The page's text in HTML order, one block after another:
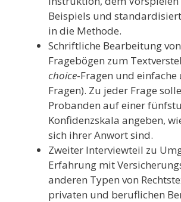
Beispiels und
in die Methode.
Schriftliche Bearbeitung
Fragebögen zum
choice-Fragen und einfache
Fragen). Zu jeder Frage
Probanden auf einer
Konfidenzskala angeben,
sich ihrer Anwort sind.
Zweiter Interviewteil zu
Erfahrung mit
anderen Typen von
privaten und beruflichen